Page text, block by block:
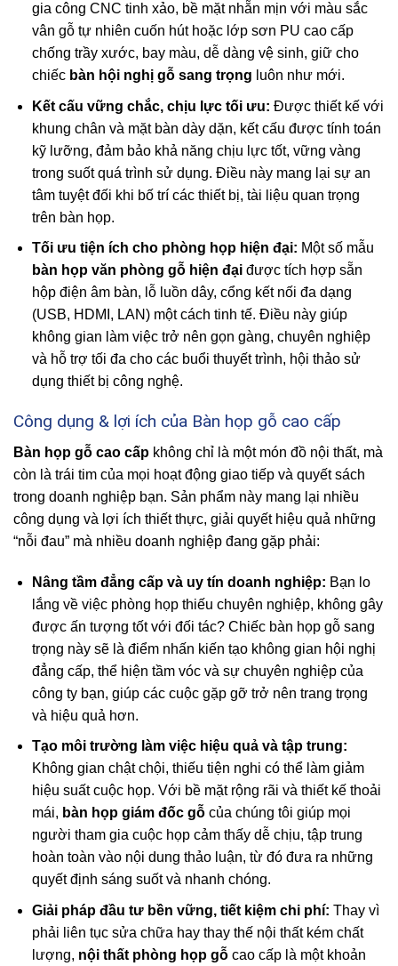
gia công CNC tinh xảo, bề mặt nhẵn mịn với màu sắc
vân gỗ tự nhiên cuốn hút hoặc lớp sơn PU cao cấp
chống trầy xước, bay màu, dễ dàng vệ sinh, giữ cho
chiếc bàn hội nghị gỗ sang trọng luôn như mới.
Kết cấu vững chắc, chịu lực tối ưu: Được thiết kế với
khung chân và mặt bàn dày dặn, kết cấu được tính toán
kỹ lưỡng, đảm bảo khả năng chịu lực tốt, vững vàng
trong suốt quá trình sử dụng. Điều này mang lại sự an
tâm tuyệt đối khi bố trí các thiết bị, tài liệu quan trọng
trên bàn họp.
Tối ưu tiện ích cho phòng họp hiện đại: Một số mẫu
bàn họp văn phòng gỗ hiện đạiđược tích hợp sẵn
hộp điện âm bàn, lỗ luồn dây, cổng kết nối đa dạng
(USB, HDMI, LAN) một cách tinh tế. Điều này giúp
không gian làm việc trở nên gọn gàng, chuyên nghiệp
và hỗ trợ tối đa cho các buổi thuyết trình, hội thảo sử
dụng thiết bị công nghệ.
Công dụng & lợi ích của Bàn họp gỗ cao cấp
Bàn họp gỗ cao cấp không chỉ là một món đồ nội thất, mà
còn là trái tim của mọi hoạt động giao tiếp và quyết sách
trong doanh nghiệp bạn. Sản phẩm này mang lại nhiều
công dụng và lợi ích thiết thực, giải quyết hiệu quả những
“nỗi đau” mà nhiều doanh nghiệp đang gặp phải:
Nâng tầm đẳng cấp và uy tín doanh nghiệp: Bạn lo
lắng về việc phòng họp thiếu chuyên nghiệp, không gây
được ấn tượng tốt với đối tác? Chiếc bàn họp gỗ sang
trọng này sẽ là điểm nhấn kiến tạo không gian hội nghị
đẳng cấp, thể hiện tầm vóc và sự chuyên nghiệp của
công ty bạn, giúp các cuộc gặp gỡ trở nên trang trọng
và hiệu quả hơn.
Tạo môi trường làm việc hiệu quả và tập trung:
Không gian chật chội, thiếu tiện nghi có thể làm giảm
hiệu suất cuộc họp. Với bề mặt rộng rãi và thiết kế thoải
mái, bàn họp giám đốc gỗcủa chúng tôi giúp mọi
người tham gia cuộc họp cảm thấy dễ chịu, tập trung
hoàn toàn vào nội dung thảo luận, từ đó đưa ra những
quyết định sáng suốt và nhanh chóng.
Giải pháp đầu tư bền vững, tiết kiệm chi phí: Thay vì
phải liên tục sửa chữa hay thay thế nội thất kém chất
lượng, nội thất phòng họp gỗcao cấp là một khoản